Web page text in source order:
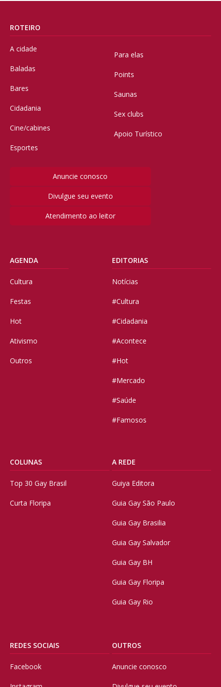
ROTEIRO
A cidade
Baladas
Bares
Cidadania
Cine/cabines
Esportes
Para elas
Points
Saunas
Sex clubs
Apoio Turístico
Anuncie conosco
Divulgue seu evento
Atendimento ao leitor
AGENDA
Cultura
Festas
Hot
Ativismo
Outros
EDITORIAS
Notícias
#Cultura
#Cidadania
#Acontece
#Hot
#Mercado
#Saúde
#Famosos
COLUNAS
Top 30 Gay Brasil
Curta Floripa
A REDE
Guiya Editora
Guia Gay São Paulo
Guia Gay Brasilia
Guia Gay Salvador
Guia Gay BH
Guia Gay Floripa
Guia Gay Rio
REDES SOCIAIS
Facebook
OUTROS
Anuncie conosco